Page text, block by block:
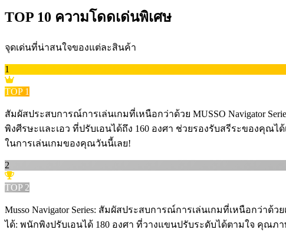
TOP 10 ความโดดเด่นพิเศษ
จุดเด่นที่น่าสนใจของแต่ละสินค้า
1
TOP 1
สัมผัสประสบการณ์การเล่นเกมที่เหนือกว่าด้วย MUSSO Navigator
พิงศีรษะและเอว ที่ปรับเอนได้ถึง 160 องศา ช่วยรองรับสรีระของคุณ
ในการเล่นเกมของคุณวันนี้เลย!
2
TOP 2
Musso Navigator Series: สัมผัสประสบการณ์การเล่นเกมที่เหนือกว่า
ได้: พนักพิงปรับเอนได้ 180 องศา ที่วางแขนปรับระดับได้ตามใจ คุณภ